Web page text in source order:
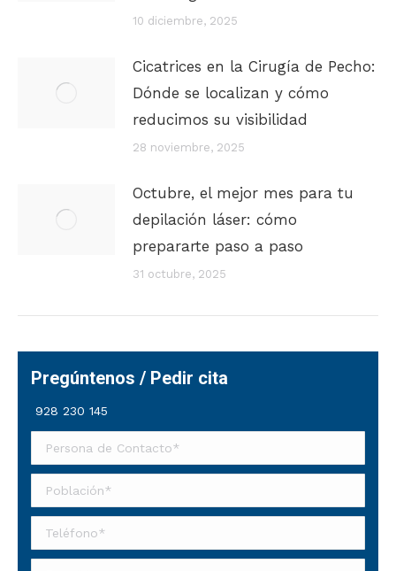
10 diciembre, 2025
Cicatrices en la Cirugía de Pecho:
Dónde se localizan y cómo
reducimos su visibilidad
28 noviembre, 2025
Octubre, el mejor mes para tu
depilación láser: cómo
prepararte paso a paso
31 octubre, 2025
Pregúntenos / Pedir cita
928 230 145